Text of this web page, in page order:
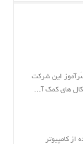
این شرکت
های کمک آ...
از کامپیوتر